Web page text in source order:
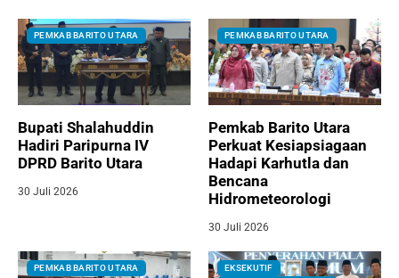
PEMKAB BARITO UTARA
Bupati Shalahuddin
Hadiri Paripurna IV
DPRD Barito Utara
30 Juli 2026
PEMKAB BARITO UTARA
Pemkab Barito Utara
Perkuat Kesiapsiagaan
Hadapi Karhutla dan
Bencana
Hidrometeorologi
30 Juli 2026
PEMKAB BARITO UTARA
EKSEKUTIF